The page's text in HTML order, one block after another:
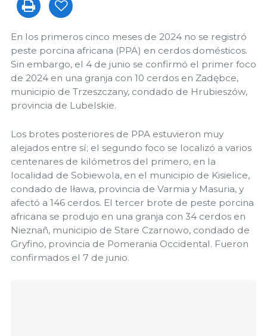
En los primeros cinco meses de 2024 no se registró
peste porcina africana (PPA) en cerdos domésticos.
Sin embargo, el 4 de junio se confirmó el primer foco
de 2024 en una granja con 10 cerdos en Zadębce,
municipio de Trzeszczany, condado de Hrubieszów,
provincia de Lubelskie.
Los brotes posteriores de PPA estuvieron muy
alejados entre sí; el segundo foco se localizó a varios
centenares de kilómetros del primero, en la
localidad de Sobiewola, en el municipio de Kisielice,
condado de Iława, provincia de Varmia y Masuria, y
afectó a 146 cerdos. El tercer brote de peste porcina
africana se produjo en una granja con 34 cerdos en
Nieznañ, municipio de Stare Czarnowo, condado de
Gryfino, provincia de Pomerania Occidental. Fueron
confirmados el 7 de junio.